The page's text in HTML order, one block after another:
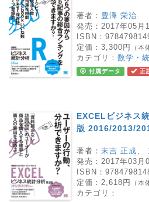
著者： 豊澤 栄治
発売： 2017年05月
ISBN：
定価： 3,300円 （本
カテゴリ： 数学・
付属データ 正
EXCELビジネス
版 2016/2013/
著者： 末吉 正成
発売： 2017年03月
ISBN：
定価： 2,618円 （本
カテゴリ：